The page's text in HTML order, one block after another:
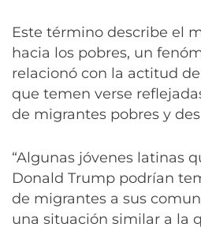
Este término describe el
hacia los pobres, un
relacionó con la actitud
que temen verse
de migrantes pobres y
“Algunas jóvenes latinas
Donald Trump podrían
de migrantes a sus
una situación similar a la